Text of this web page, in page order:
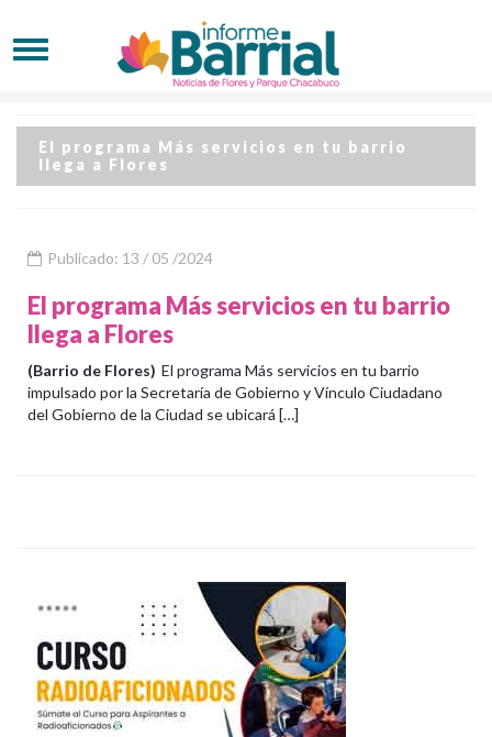
El programa Más servicios en tu barrio
llega a Flores
Publicado: 13 / 05 /2024
El programa Más servicios en tu barrio
llega a Flores
(Barrio de Flores) El programa Más servicios en tu barrio
impulsado por la Secretaría de Gobierno y Vínculo Ciudadano
del Gobierno de la Ciudad se ubicará […]